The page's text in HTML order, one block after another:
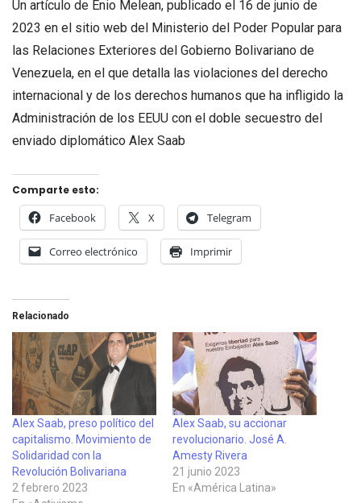
Un artículo de Enio Melean, publicado el 16 de junio de
2023 en el sitio web del Ministerio del Poder Popular para
las Relaciones Exteriores del Gobierno Bolivariano de
Venezuela, en el que detalla las violaciones del derecho
internacional y de los derechos humanos que ha infligido la
Administración de los EEUU con el doble secuestro del
enviado diplomático Alex Saab
Comparte esto:
Facebook X Telegram
Correo electrónico Imprimir
Relacionado
Alex Saab, preso político del
capitalismo. Movimiento de
Solidaridad con la
Revolución Bolivariana
2 febrero 2023
Alex Saab, su accionar
revolucionario. José A.
Amesty Rivera
21 junio 2023
En «América Latina»